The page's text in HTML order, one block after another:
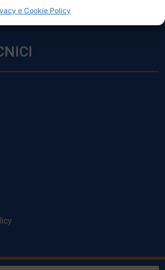
e Cookie Policy